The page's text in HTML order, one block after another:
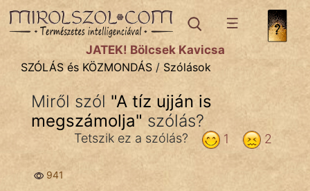
SZÓLÁS ÉS KÖZMONDÁStémák:
Bibliai
Közmondások
Szállóigék
JÁTÉK! Bölcsek Kavicsa
SZÓLÁS és KÖZMONDÁS / Szólások
Miről szól "A tíz ujján is
megszámolja" szólás?
2
1
Tetszik ez a szólás?
941